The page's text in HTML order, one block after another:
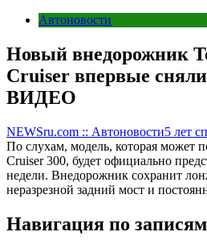
Автоновости
Новый внедорожник
Cruiser впервые
ВИДЕО
NEWSru.com :: Автоновости5 лет
По слухам, модель, которая может
Cruiser 300, будет официально
недели. Внедорожник сохранит
неразрезной задний мост и
Навигация по записям